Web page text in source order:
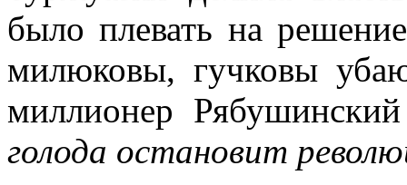
было плевать на
милюковы, гучковы
миллионер
голода остановит